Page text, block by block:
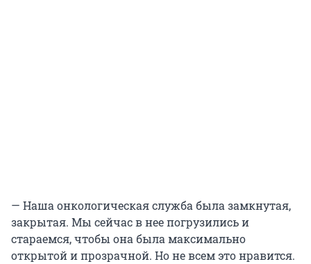
— Наша онкологическая служба была замкнутая,
закрытая. Мы сейчас в нее погрузились и
стараемся, чтобы она была максимально
открытой и прозрачной. Но не всем это нравится.